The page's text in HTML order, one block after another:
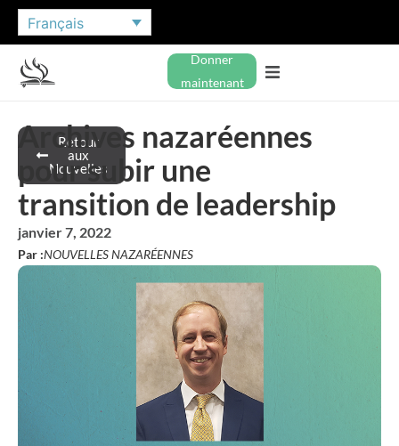
Français
Donner
maintenant
Retour
aux
Nouvelles
Archives nazaréennes
pour subir une
transition de leadership
janvier 7, 2022
Par :NOUVELLES NAZARÉENNES